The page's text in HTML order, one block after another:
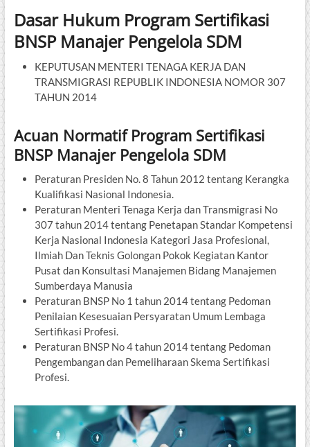
Dasar Hukum Program Sertifikasi
BNSP Manajer Pengelola SDM
KEPUTUSAN MENTERI TENAGA KERJA DAN
TRANSMIGRASI REPUBLIK INDONESIA NOMOR 307
TAHUN 2014
Acuan Normatif Program Sertifikasi
BNSP Manajer Pengelola SDM
Peraturan Presiden No. 8 Tahun 2012 tentang Kerangka
Kualifikasi Nasional Indonesia.
Peraturan Menteri Tenaga Kerja dan Transmigrasi No
307 tahun 2014 tentang Penetapan Standar Kompetensi
Kerja Nasional Indonesia Kategori Jasa Profesional,
Ilmiah Dan Teknis Golongan Pokok Kegiatan Kantor
Pusat dan Konsultasi Manajemen Bidang Manajemen
Sumberdaya Manusia
Peraturan BNSP No 1 tahun 2014 tentang Pedoman
Penilaian Kesesuaian Persyaratan Umum Lembaga
Sertifikasi Profesi.
Peraturan BNSP No 4 tahun 2014 tentang Pedoman
Pengembangan dan Pemeliharaan Skema Sertifikasi
Profesi.